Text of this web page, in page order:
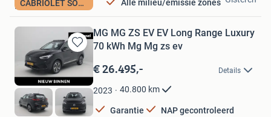
CABRIOLET SOFTTOP Alle milieu/emissie zones
Made
Bewaren
in
Mijn
Favorieten
MG MG ZS EV EV Long Range Luxury
70 kWh Mg Mg zs ev
€ 26.495,- Details
2023 40.800 km
Garantie
NAP gecontroleerd